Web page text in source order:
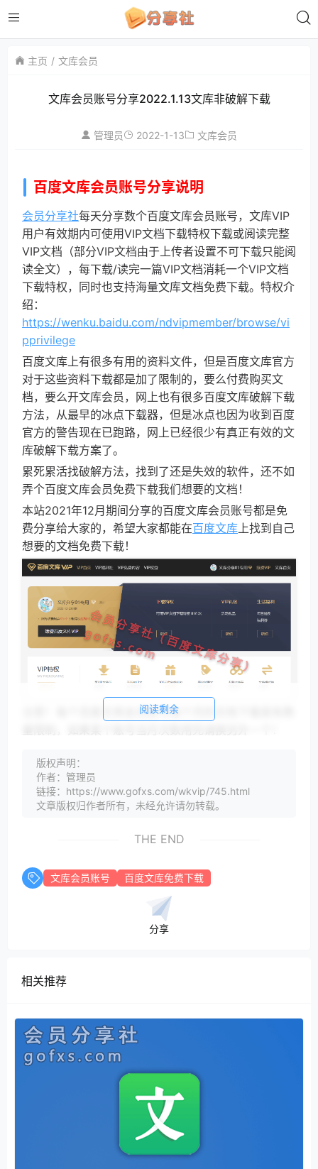
主页 文库会员
文库会员账号分享2022.1.13文库非破解下载
管理员 2022-1-13 文库会员
百度文库会员账号分享说明
会员分享社每天分享数个百度文库会员账号，文库VIP
用户有效期内可使用VIP文档下载特权下载或阅读完整
VIP文档（部分VIP文档由于上传者设置不可下载只能阅
读全文），每下载/读完一篇VIP文档消耗一个VIP文档
下载特权，同时也支持海量文库文档免费下载。特权介
绍：
https://wenku.baidu.com/ndvipmember/browse/vi
pprivilege
百度文库上有很多有用的资料文件，但是百度文库官方
对于这些资料下载都是加了限制的，要么付费购买文
档，要么开文库会员，网上也有很多百度文库破解下载
方法，从最早的冰点下载器，但是冰点也因为收到百度
官方的警告现在已跑路，网上已经很少有真正有效的文
库破解下载方案了。
累死累活找破解方法，找到了还是失效的软件，还不如
弄个百度文库会员免费下载我们想要的文档！
本站2021年12月期间分享的百度文库会员账号都是免
费分享给大家的，希望大家都能在百度文库上找到自己
想要的文档免费下载！
注意！每个百度文库会员账号每个月的文档下载是有数
账号禁止改密！！
百度文库会员分享（文库免费下载）
百度文库会员账号：wenkufx01@163.com密码：
gofxs202203
迅雷超级会员账号：wenkufx02@163.com密码：
迅雷白银会员账号：wenkufx03@163.com密码：
登陆说明
的，请勿改密！请勿改密！请勿改密！
分享的是百度文库会员账号，大家登陆网站分享的文库
会员账号下载，不是破解工具！
百度文库会员账号分享
若您有招行信用卡积
分，可以通过掌上生活APP积分兑换百度文库会员。
展开全部 劳务派遣管理制度(企业版)_百度文库?
from=search谢了 展开全部 您要的文档已发送.请查收
如果满意 请采纳回答 展开全部 我告诉你一个下载方
阅读剩余
版权声明：
作者：管理员
链接：https://www.gofxs.com/wkvip/745.html
文章版权归作者所有，未经允许请勿转载。
THE END
文库会员账号 百度文库免费下载
分享
相关推荐